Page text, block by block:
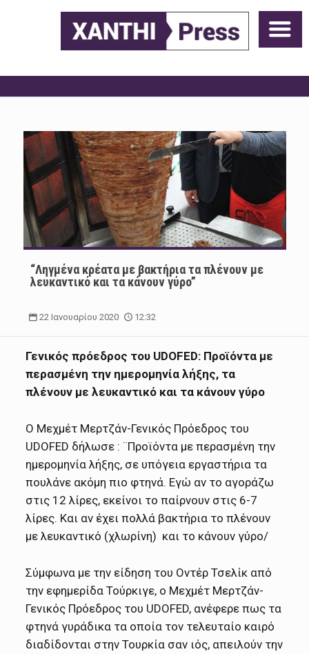
“Ληγμένα κρέατα με βακτήρια τα πλένουν με
λευκαντικό και τα κάνουν γύρo”
22 Ιανουαρίου 2020 12:32
Γενικός πρόεδρος του UDOFED: Προϊόντα με
περασμένη την ημερομηνία λήξης, τα
πλένουν με λευκαντικό και τα κάνουν γύρο
Ο Μεχμέτ Μερτζάν-Γενικός Πρόεδρος του
UDOFED δήλωσε : ¨Προϊόντα με περασμένη την
ημερομηνία λήξης, σε υπόγεια εργαστήρια τα
πουλάνε ακόμη πιο φτηνά. Εγώ αν το αγοράζω
στις 12 λίρες, εκείνοι το παίρνουν στις 6-7
λίρες. Και αν έχει πολλά βακτήρια το πλένουν
με λευκαντικό (χλωρίνη) και το κάνουν γύρο/
Σύμφωνα με την είδηση του Οντέρ Τσελίκ από
την εφημερίδα Τούρκιγε, ο Μεχμέτ Μερτζάν-
Γενικός Πρόεδρος του UDOFED, ανέφερε πως τα
φτηνά γυράδικα τα οποία τον τελευταίο καιρό
διαδίδονται στην Τουρκία σαν ιός, απειλούν την